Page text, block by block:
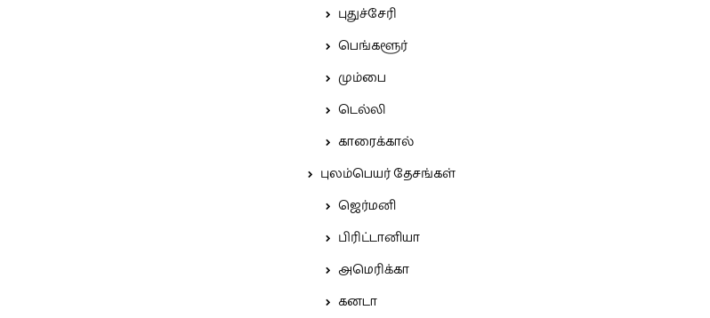
புதுச்சேரி
பெங்களூர்
மும்பை
டெல்லி
காரைக்கால்
புலம்பெயர் தேசங்கள்
ஜெர்மனி
பிரிட்டானியா
அமெரிக்கா
கனடா